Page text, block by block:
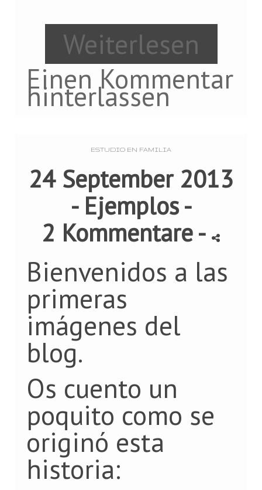
Weiterlesen
Einen Kommentar
hinterlassen
ESTUDIO EN FAMILIA
24 September 2013
- Ejemplos-
2 Kommentare-
Bienvenidos a las
primeras
imágenes del
blog.
Os cuento un
poquito como se
originó esta
historia: